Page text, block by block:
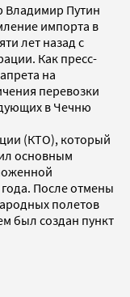
Владимир Путин
импорта в
лет назад с
Как пресс-
на
перевозки
в Чечню
(КТО), который
основным
После отмены
полетов
был создан пункт